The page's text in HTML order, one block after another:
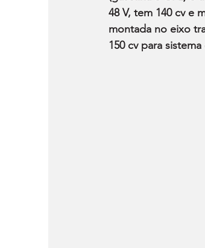
48 V, tem 140 cv e
montada no eixo
150 cv para